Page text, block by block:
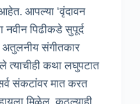
आपल्या ‘वृंदावन
नवीन पिढीकडे सुपूर्द
अतुलनीय संगीतकार
त्याचीही कथा लघुपटात
संकटांवर मात करत
मिळेल. कुठल्याही